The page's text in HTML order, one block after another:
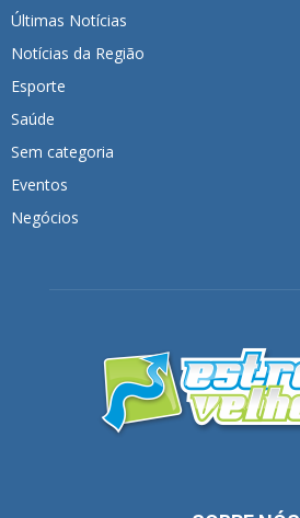
Últimas Notícias
Notícias da Região
Esporte
Saúde
Sem categoria
Eventos
Negócios